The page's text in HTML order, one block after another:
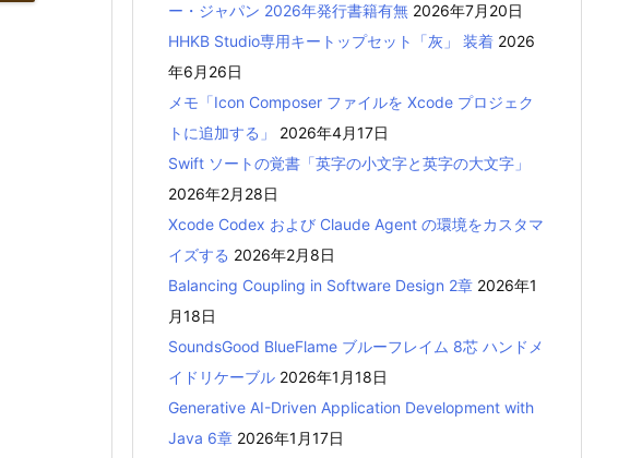
ー・ジャパン 2026年発行書籍有無 2026年7月20日
HHKB Studio専用キートップセット「灰」 装着 2026
年6月26日
メモ「Icon Composer ファイルを Xcode プロジェク
トに追加する」
2026年4月17日
Swift ソートの覚書「英字の小文字と英字の大文字」
2026年2月28日
Xcode Codex および Claude Agent の環境をカスタマ
イズする 2026年2月8日
Balancing Coupling in Software Design 2章 2026年1
月18日
SoundsGood BlueFlame ブルーフレイム 8芯 ハンドメ
イドリケーブル 2026年1月18日
Generative AI-Driven Application Development with
Java 6章 2026年1月17日